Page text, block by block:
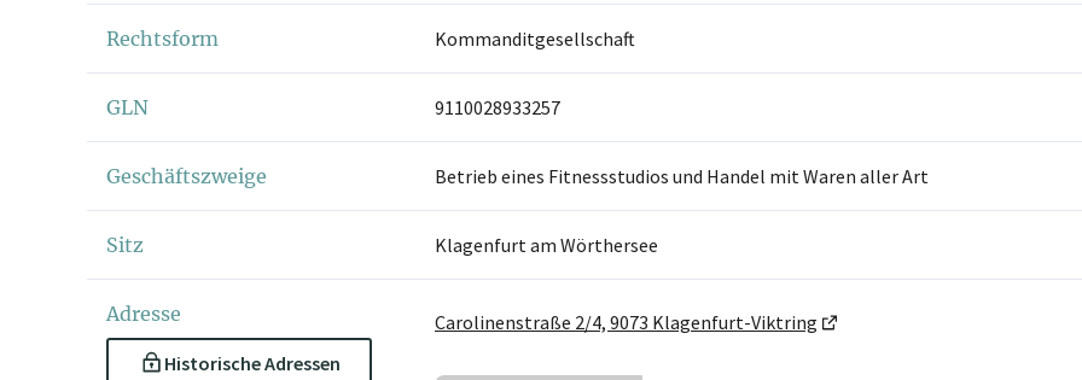
Rechtsform Kommanditgesellschaft
GLN 9110028933257
Geschäftszweige Betrieb eines Fitnessstudios und Handel mit Waren aller Art
Sitz Klagenfurt am Wörthersee
Adresse
Historische Adressen
Carolinenstraße 2/4, 9073 Klagenfurt-Viktring